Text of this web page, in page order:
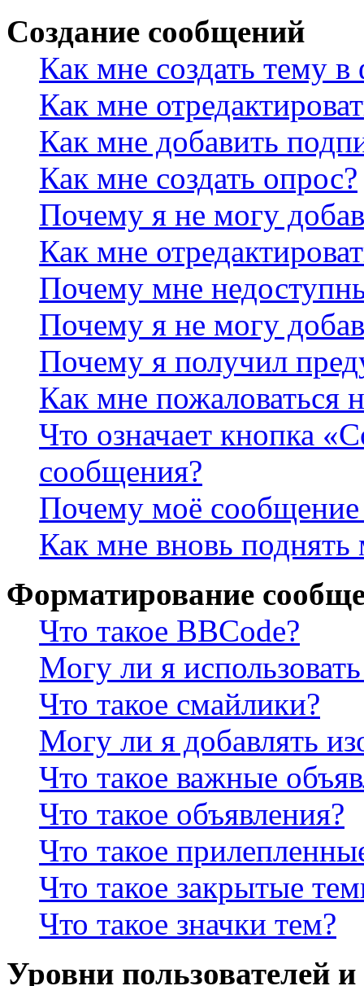
Создание сообщений
Как мне создать тему
Как мне
Как мне добавить
Как мне создать опрос?
Почему я не могу
Как мне
Почему мне
Почему я не могу
Почему я получил
Как мне пожаловаться
Что означает кнопка
сообщения?
Почему моё сообщение
Как мне вновь
Форматирование
Что такое BBCode?
Могу ли я
Что такое смайлики?
Могу ли я добавлять
Что такое важные
Что такое объявления?
Что такое
Что такое закрытые
Что такое значки тем?
Уровни пользователей